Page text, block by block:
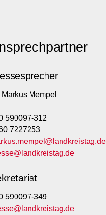
Markus Mempel
590097-312
7227253
590097-349